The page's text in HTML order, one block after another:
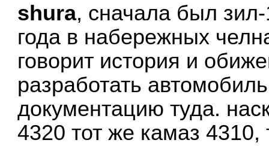
shura, сначала был
года в набережных
говорит история и
разработать
документацию туда.
4320 тот же камаз 4310,